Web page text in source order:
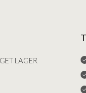
LAGER